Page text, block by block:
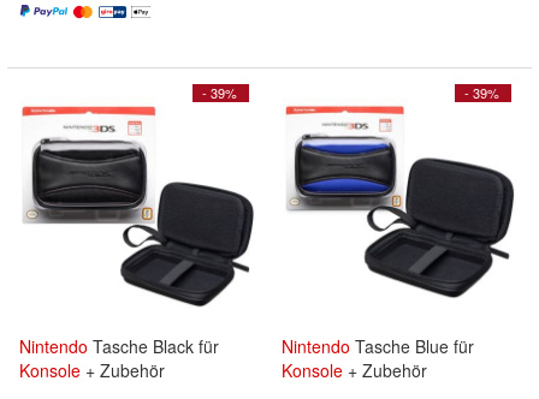
- 39%
Nintendo Tasche Black für
Konsole + Zubehör
- 39%
Nintendo Tasche Blue für
Konsole + Zubehör